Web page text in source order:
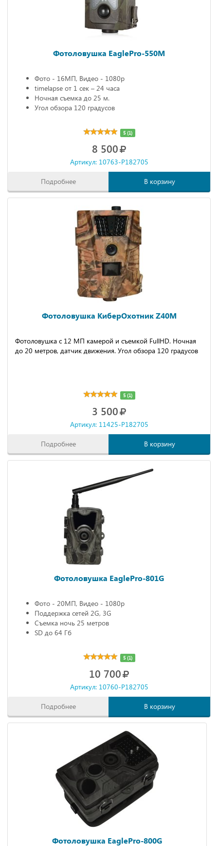
Фотоловушка EaglePro-550M
Фото - 16МП, Видео - 1080р
timelapse от 1 сек – 24 часа
Ночная съемка до 25 м.
Угол обзора 120 градусов
5 (1)
8 500
Артикул: 10763-P182705
Подробнее В корзину
Фотоловушка КиберОхотник Z40M
Фотоловушка с 12 МП камерой и съемкой FullHD. Ночная
до 20 метров, датчик движения. Угол обзора 120 градусов
5 (1)
3 500
Артикул: 11425-P182705
Подробнее В корзину
Фотоловушка EaglePro-801G
Фото - 20МП, Видео - 1080р
Поддержка сетей 2G, 3G
Съемка ночь 25 метров
SD до 64 Гб
5 (1)
10 700
Артикул: 10760-P182705
Подробнее В корзину
Фотоловушка EaglePro-800G